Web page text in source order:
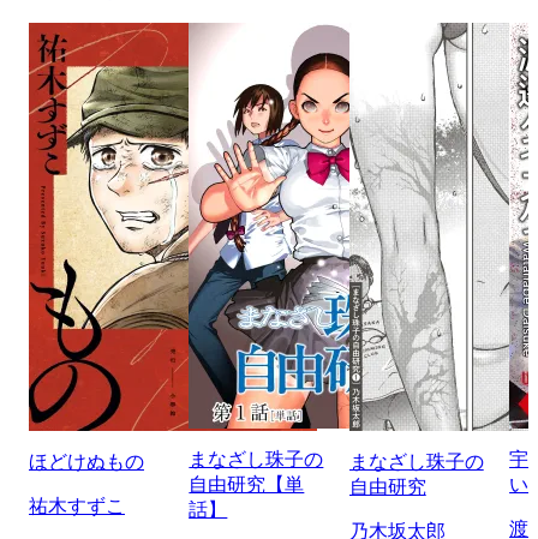
ほどけぬもの
祐木すずこ
まなざし珠子の
自由研究【単
話】
まなざし珠子の
自由研究
乃木坂太郎
宇
い
渡